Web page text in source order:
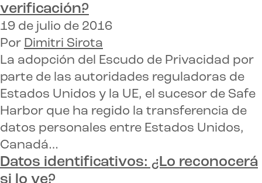
verificación?
19 de julio de 2016
Por Dimitri Sirota
La adopción del Escudo de Privacidad por
parte de las autoridades reguladoras de
Estados Unidos y la UE, el sucesor de Safe
Harbor que ha regido la transferencia de
datos personales entre Estados Unidos,
Canadá…
Datos identificativos: ¿Lo reconocerá
si lo ve?